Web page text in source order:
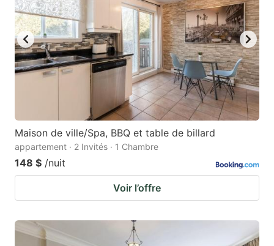
Maison de ville/Spa, BBQ et table de billard
appartement · 2 Invités · 1 Chambre
148 $ /nuit
Voir l’offre